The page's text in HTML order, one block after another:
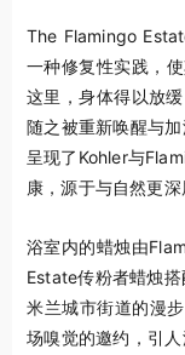
The Flamingo
一种修复性实践，
这里，身体得以放
随之被重新唤醒与
呈现了Kohler与
康，源于与自然更深
浴室内的蜡烛由
Estate传粉者蜡烛
米兰城市街道的漫
场嗅觉的邀约，引